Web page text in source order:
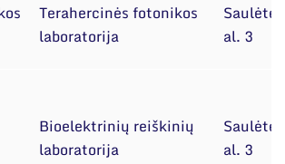
Terahercinės fotonikos
laboratorija
al. 3
Bioelektrinių reiškinių
laboratorija
al. 3